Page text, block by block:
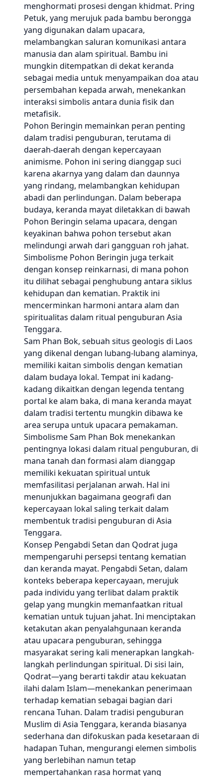
menghormati prosesi dengan khidmat. Pring
Petuk, yang merujuk pada bambu berongga
yang digunakan dalam upacara,
melambangkan saluran komunikasi antara
manusia dan alam spiritual. Bambu ini
mungkin ditempatkan di dekat keranda
sebagai media untuk menyampaikan doa atau
persembahan kepada arwah, menekankan
interaksi simbolis antara dunia fisik dan
metafisik.
Pohon Beringin memainkan peran penting
dalam tradisi penguburan, terutama di
daerah-daerah dengan kepercayaan
animisme. Pohon ini sering dianggap suci
karena akarnya yang dalam dan daunnya
yang rindang, melambangkan kehidupan
abadi dan perlindungan. Dalam beberapa
budaya, keranda mayat diletakkan di bawah
Pohon Beringin selama upacara, dengan
keyakinan bahwa pohon tersebut akan
melindungi arwah dari gangguan roh jahat.
Simbolisme Pohon Beringin juga terkait
dengan konsep reinkarnasi, di mana pohon
itu dilihat sebagai penghubung antara siklus
kehidupan dan kematian. Praktik ini
mencerminkan harmoni antara alam dan
spiritualitas dalam ritual penguburan Asia
Tenggara.
Sam Phan Bok, sebuah situs geologis di Laos
yang dikenal dengan lubang-lubang alaminya,
memiliki kaitan simbolis dengan kematian
dalam budaya lokal. Tempat ini kadang-
kadang dikaitkan dengan legenda tentang
portal ke alam baka, di mana keranda mayat
dalam tradisi tertentu mungkin dibawa ke
area serupa untuk upacara pemakaman.
Simbolisme Sam Phan Bok menekankan
pentingnya lokasi dalam ritual penguburan, di
mana tanah dan formasi alam dianggap
memiliki kekuatan spiritual untuk
memfasilitasi perjalanan arwah. Hal ini
menunjukkan bagaimana geografi dan
kepercayaan lokal saling terkait dalam
membentuk tradisi penguburan di Asia
Tenggara.
Konsep Pengabdi Setan dan Qodrat juga
mempengaruhi persepsi tentang kematian
dan keranda mayat. Pengabdi Setan, dalam
konteks beberapa kepercayaan, merujuk
pada individu yang terlibat dalam praktik
gelap yang mungkin memanfaatkan ritual
kematian untuk tujuan jahat. Ini menciptakan
ketakutan akan penyalahgunaan keranda
atau upacara penguburan, sehingga
masyarakat sering kali menerapkan langkah-
langkah perlindungan spiritual. Di sisi lain,
Qodrat—yang berarti takdir atau kekuatan
ilahi dalam Islam—menekankan penerimaan
terhadap kematian sebagai bagian dari
rencana Tuhan. Dalam tradisi penguburan
Muslim di Asia Tenggara, keranda biasanya
sederhana dan difokuskan pada kesetaraan di
hadapan Tuhan, mengurangi elemen simbolis
yang berlebihan namun tetap
mempertahankan rasa hormat yang